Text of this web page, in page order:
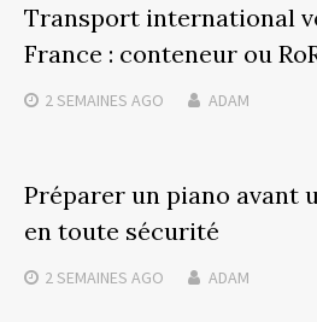
Transport international
France : conteneur ou
2 SEMAINES AGO ADAM
Préparer un piano avant
en toute sécurité
2 SEMAINES AGO ADAM